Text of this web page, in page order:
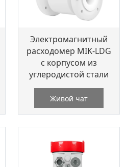
Электромагнитный
расходомер MIK-LDG
с корпусом из
углеродистой стали
Живой чат